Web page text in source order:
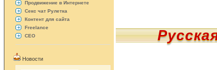
Продвижение в Интернете
Секс чат Рулетка
Контент для сайта
Freelance
СЕО
Новости